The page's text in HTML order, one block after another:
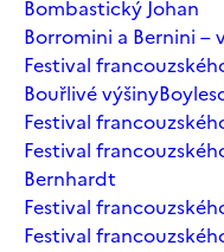
Bombastický Johan
Borromini a Bernini –
Festival
Bouřlivé výšiny
Festival
Festival
Bernhardt
Festival
Festival